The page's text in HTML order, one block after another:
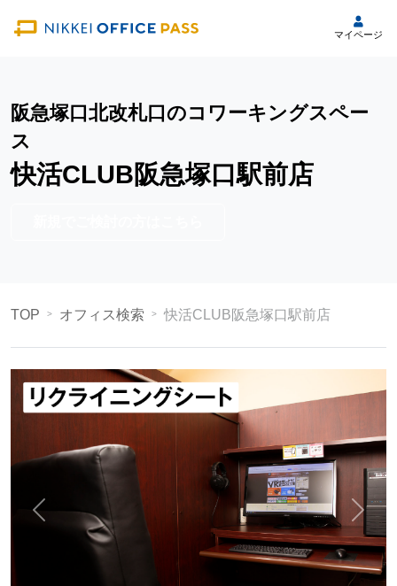
マイページ
阪急塚口北改札口のコワーキングスペー
ス
快活CLUB阪急塚口駅前店
TOP オフィス検索 快活CLUB阪急塚口駅前店